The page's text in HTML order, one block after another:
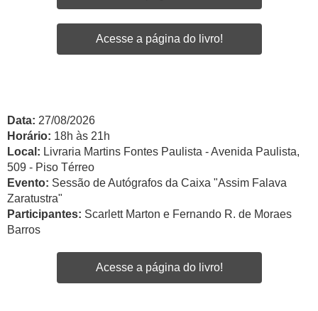
Acesse a página do livro!
Data: 27/08/2026
Horário: 18h às 21h
Local: Livraria Martins Fontes Paulista - Avenida Paulista,
509 - Piso Térreo
Evento: Sessão de Autógrafos da Caixa "Assim Falava
Zaratustra"
Participantes: Scarlett Marton e Fernando R. de Moraes
Barros
Acesse a página do livro!